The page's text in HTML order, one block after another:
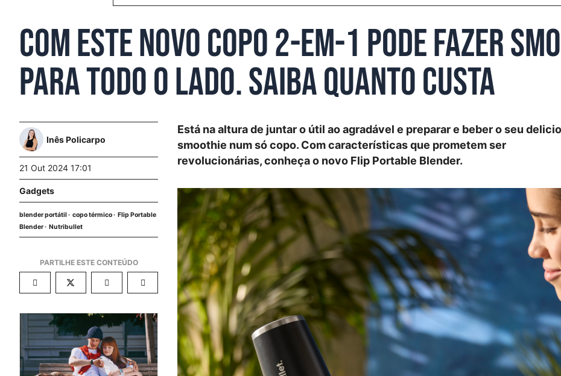
Com este novo copo 2-em-1 pode fazer
para todo o lado. Saiba quanto custa
Inês Policarpo
21 Out 2024 17:01
Gadgets
blender portátil copo térmico
Flip Portable
Blender
Nutribullet
Está na altura de juntar o útil ao agradável e preparar e beber o seu
smoothie num só copo. Com características que prometem ser
revolucionárias, conheça o novo Flip Portable Blender.